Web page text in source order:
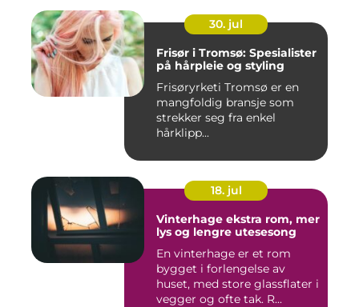
30. jul
Frisør i Tromsø: Spesialister
på hårpleie og styling
Frisøryrketi Tromsø er en
mangfoldig bransje som
strekker seg fra enkel
hårklipp...
18. jul
Vinterhage ekstra rom, mer
lys og lengre utesesong
En vinterhage er et rom
bygget i forlengelse av
huset, med store glassflater i
vegger og ofte tak. R...